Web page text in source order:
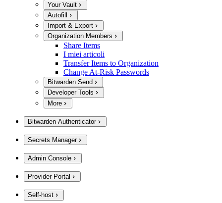
Your Vault
Autofill
Import & Export
Organization Members
Share Items
I miei articoli
Transfer Items to Organization
Change At-Risk Passwords
Bitwarden Send
Developer Tools
More
Bitwarden Authenticator
Secrets Manager
Admin Console
Provider Portal
Self-host